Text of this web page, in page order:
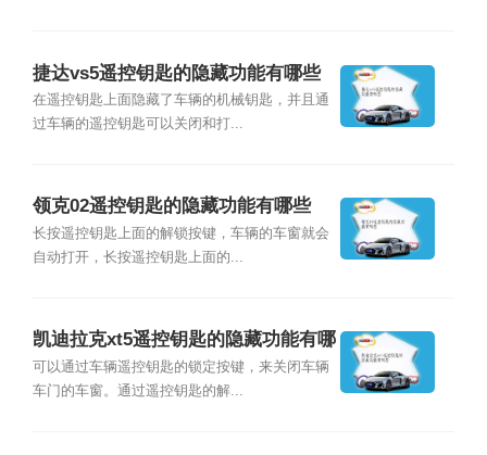
捷达vs5遥控钥匙的隐藏功能有哪些
在遥控钥匙上面隐藏了车辆的机械钥匙，并且通
过车辆的遥控钥匙可以关闭和打...
领克02遥控钥匙的隐藏功能有哪些
长按遥控钥匙上面的解锁按键，车辆的车窗就会
自动打开，长按遥控钥匙上面的...
凯迪拉克xt5遥控钥匙的隐藏功能有哪
些
可以通过车辆遥控钥匙的锁定按键，来关闭车辆
车门的车窗。通过遥控钥匙的解...